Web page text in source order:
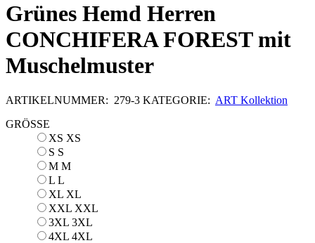
Grünes Hemd Herren
CONCHIFERA FOREST mit
Muschelmuster
ARTIKELNUMMER: 279-3 KATEGORIE: ART Kollektion
GRÖSSE
XS XS
S S
M M
L L
XL XL
XXL XXL
3XL 3XL
4XL 4XL